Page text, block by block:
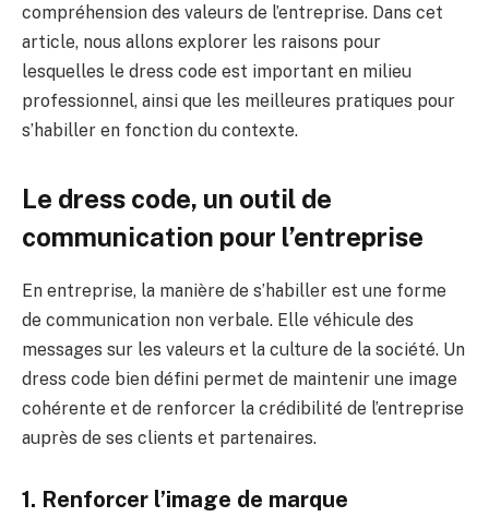
compréhension des valeurs de l’entreprise. Dans cet
article, nous allons explorer les raisons pour
lesquelles le dress code est important en milieu
professionnel, ainsi que les meilleures pratiques pour
s’habiller en fonction du contexte.
Le dress code, un outil de
communication pour l’entreprise
En entreprise, la manière de s’habiller est une forme
de communication non verbale. Elle véhicule des
messages sur les valeurs et la culture de la société. Un
dress code bien défini permet de maintenir une image
cohérente et de renforcer la crédibilité de l’entreprise
auprès de ses clients et partenaires.
1. Renforcer l’image de marque